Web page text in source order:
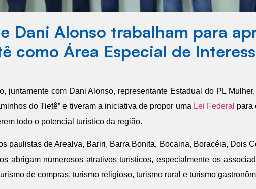
Dani Alonso trabalham para
como Área Especial de
juntamente com Dani Alonso, representante Estadual do PL
do Tietê” e tiveram a iniciativa de propor uma Lei Federal para
todo o potencial turístico da região.
paulistas de Arealva, Bariri, Barra Bonita, Bocaina, Boracéia, Dois
abrigam numerosos atrativos turísticos, especialmente os
de compras, turismo religioso, turismo rural e turismo